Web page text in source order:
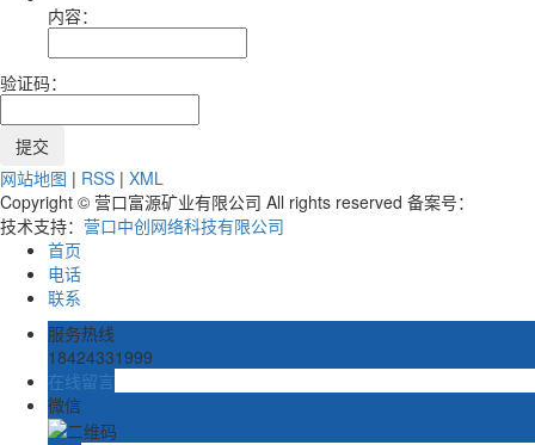
内容：
验证码：
网站地图 | RSS | XML
Copyright © 营口富源矿业有限公司 All rights reserved 备案号：
技术支持： 营口中创网络科技有限公司
首页
电话
联系
服务热线
18424331999
在线留言
微信